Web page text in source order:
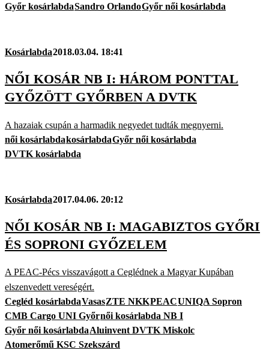
Győr kosárlabdaSandro OrlandoGyőr női kosárlabda
Kosárlabda2018.03.04. 18:41
NŐI KOSÁR NB I: HÁROM PONTTAL
GYŐZÖTT GYŐRBEN A DVTK
A hazaiak csupán a harmadik negyedet tudták megnyerni.
női kosárlabdakosárlabdaGyőr női kosárlabda
DVTK kosárlabda
Kosárlabda2017.04.06. 20:12
NŐI KOSÁR NB I: MAGABIZTOS GYŐRI
ÉS SOPRONI GYŐZELEM
A PEAC-Pécs visszavágott a Ceglédnek a Magyar Kupában
elszenvedett vereségért.
Cegléd kosárlabdaVasasZTE NKKPEACUNIQA Sopron
CMB Cargo UNI Győrnői kosárlabda NB I
Győr női kosárlabdaAluinvent DVTK Miskolc
Atomerőmű KSC Szekszárd